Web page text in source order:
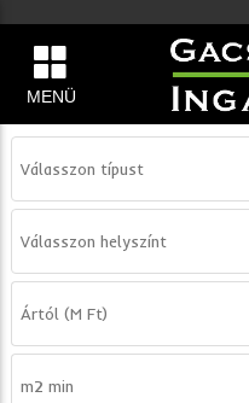
MENÜ